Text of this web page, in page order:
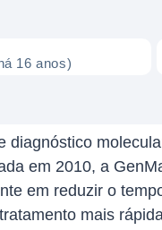
16 anos)
em 2010, a
em reduzir o
mais